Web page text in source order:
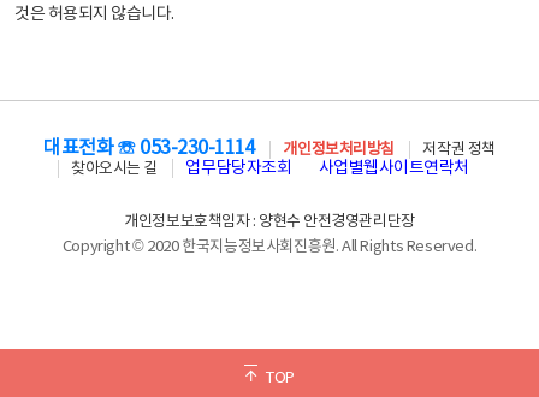
것은 허용되지 않습니다.
TOP
대표전화 ☏ 053-230-1114 개인정보처리방침
저작권 정책
찾아오시는 길
업무담당자조회 사업별웹사이트연락처
개인정보보호책임자 : 양현수 안전경영관리단장
Copyright © 2020 한국지능정보사회진흥원. All Rights Reserved.